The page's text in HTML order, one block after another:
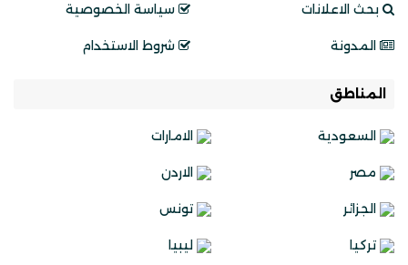
بحث الاعلانات
المدونة
سياسة الخصوصية
شروط الاستخدام
المناطق
السعودية الامارات
مصر الاردن
الجزائر تونس
تركيا ليبيا